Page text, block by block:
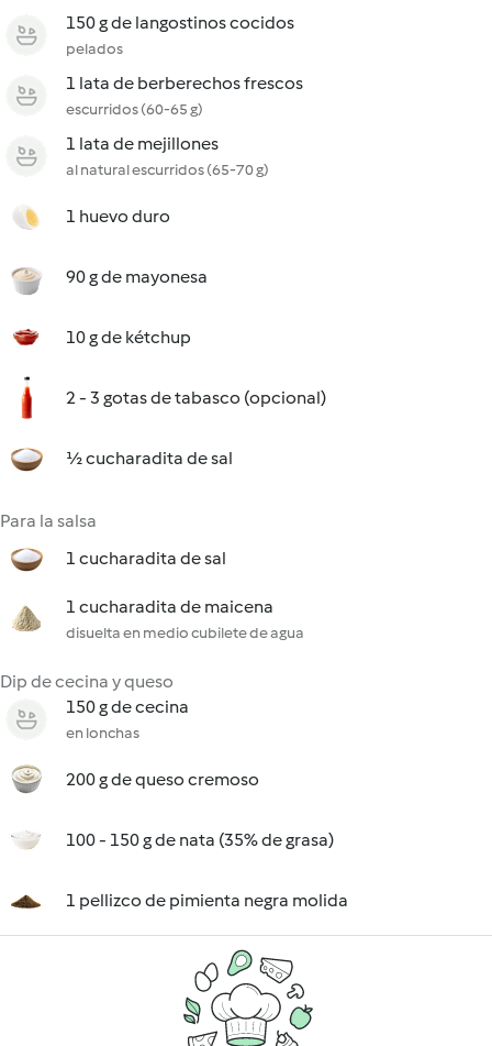
150 g de langostinos cocidos
pelados
1 lata de berberechos frescos
escurridos (60-65 g)
1 lata de mejillones
al natural escurridos (65-70 g)
1 huevo duro
90 g de mayonesa
10 g de kétchup
2 - 3 gotas de tabasco (opcional)
½ cucharadita de sal
Para la salsa
1 cucharadita de sal
1 cucharadita de maicena
disuelta en medio cubilete de agua
Dip de cecina y queso
150 g de cecina
en lonchas
200 g de queso cremoso
100 - 150 g de nata (35% de grasa)
1 pellizco de pimienta negra molida